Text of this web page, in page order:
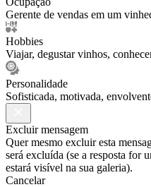
Gerente de vendas em um
Hobbies
Viajar, degustar vinhos,
Personalidade
Sofisticada, motivada,
Excluir mensagem
Quer mesmo excluir esta
será excluída (se a resposta for
estará visível na sua galeria).
Cancelar